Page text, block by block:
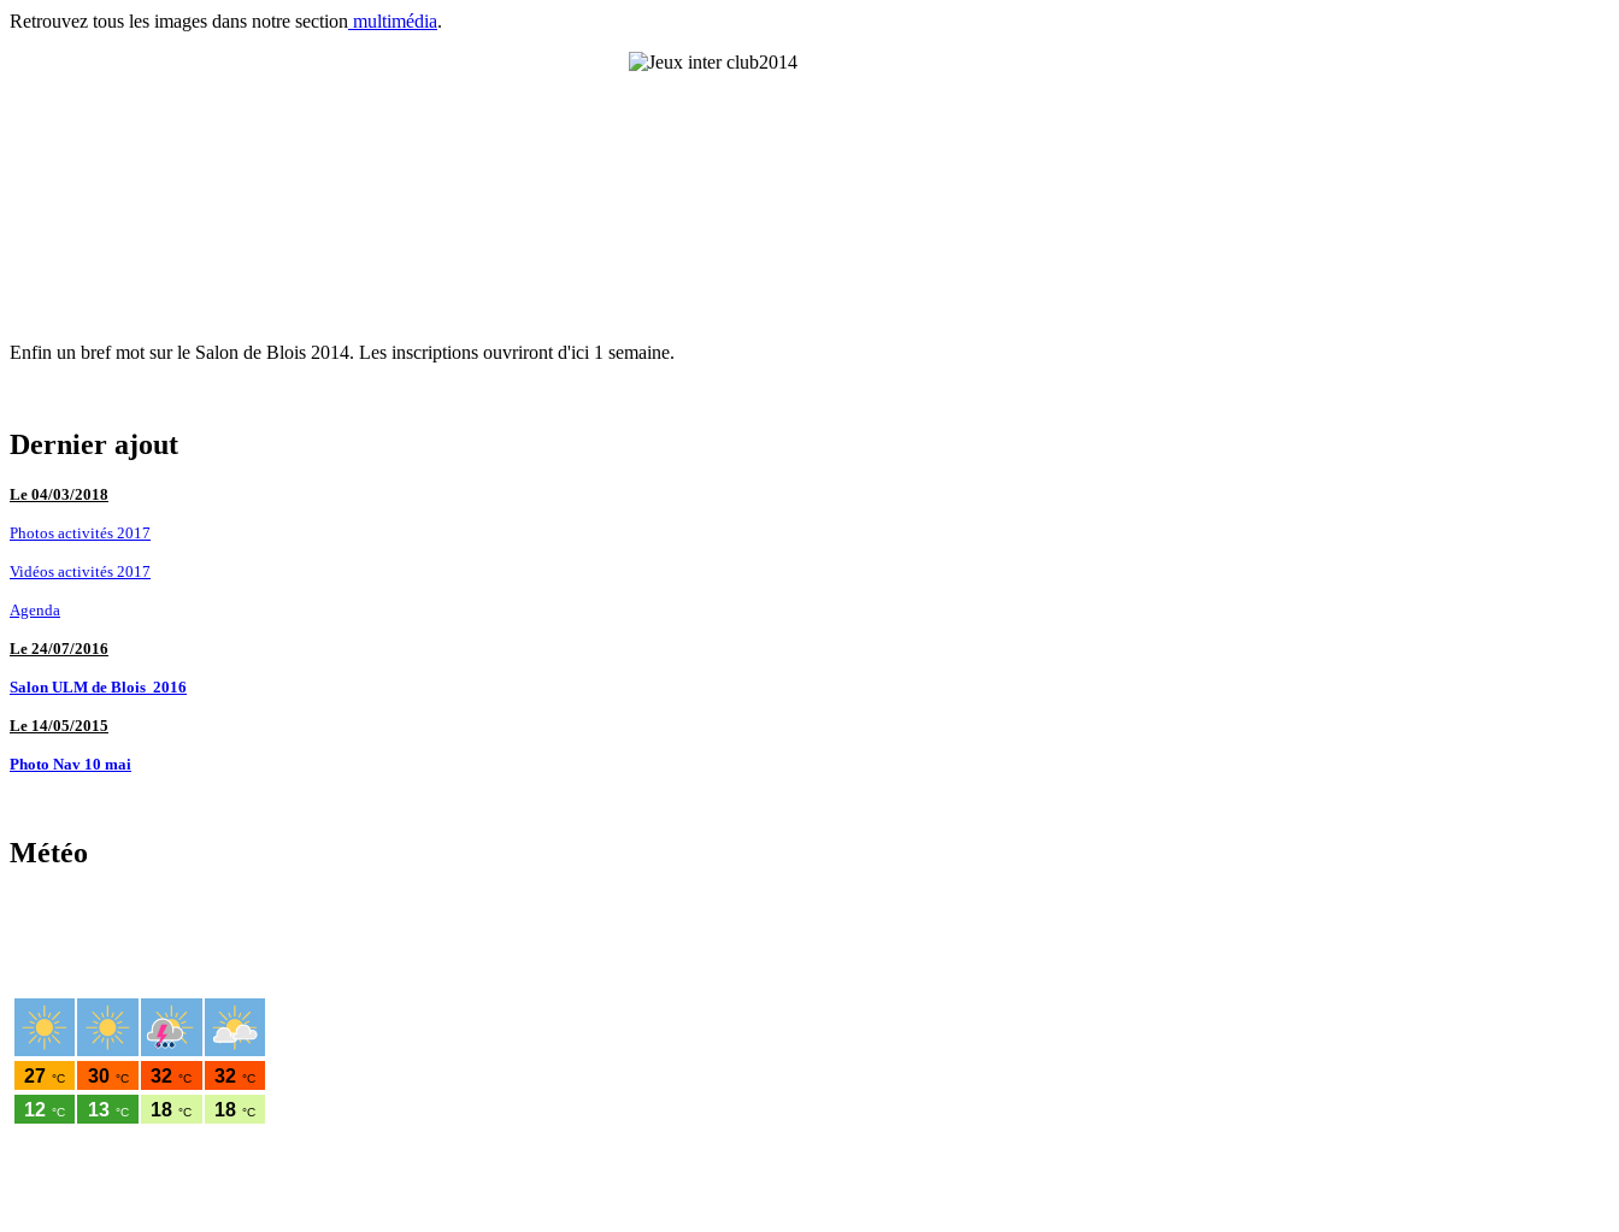
Retrouvez tous les images dans notre section multimédia.
Enfin un bref mot sur le Salon de Blois 2014. Les inscriptions ouvriront d'ici 1 semaine.
Dernier ajout
Le 04/03/2018
Photos activités 2017
Vidéos activités 2017
Agenda
Le 24/07/2016
Salon ULM de Blois 2016
Le 14/05/2015
Photo Nav 10 mai
Météo